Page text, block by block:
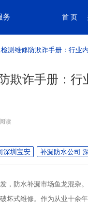
务 首 页
测维修防欺诈手册：行业
欺诈手册：
读
深圳宝安 补漏防水公司
，防水补漏市场鱼龙混杂
坏式维修。作为从业十余